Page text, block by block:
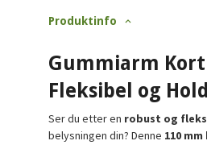
Produktinfo
Gummiarm Kort
Fleksibel og
Ser du etter en robust og
belysningen din? Denne 110